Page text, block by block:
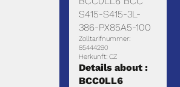
S415-S415-3L-
386-PX85A5-100
Zolltarifnummer:
85444290
Herkunft: CZ
Details about :
BCC0LL6